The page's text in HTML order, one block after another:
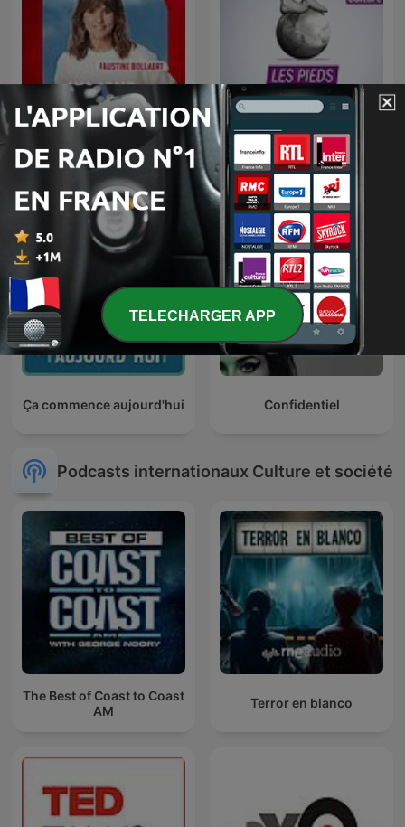
Un jour, une vie Les pieds sur terre
Ça commence aujourd'hui Confidentiel
Podcasts internationaux Culture et société
The Best of Coast to Coast
AM
Terror en blanco
TELECHARGER APP